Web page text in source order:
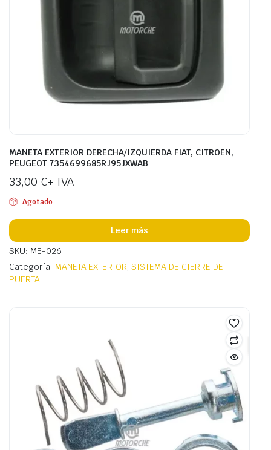
MANETA EXTERIOR DERECHA/IZQUIERDA FIAT, CITROEN,
PEUGEOT 7354699685RJ95JXWAB
33,00 €+ IVA
Agotado
Leer más
SKU: ME-026
Categoría: MANETA EXTERIOR,SISTEMA DE CIERRE DE
PUERTA